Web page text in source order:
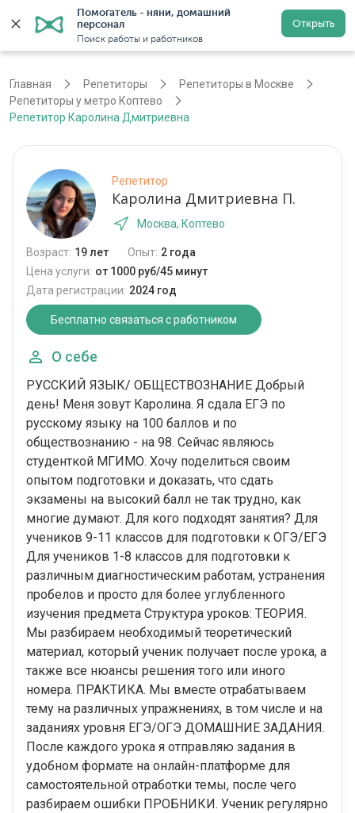
Помогатель - няни, домашний
персонал
Поиск работы и работников
Открыть
Регистрация
Главная Репетиторы
Репетиторы в Москве
Репетиторы у метро Коптево
Репетитор Каролина Дмитриевна
Репетитор
Каролина Дмитриевна П.
Москва, Коптево
Возраст: 19 лет Опыт: 2 года
Цена услуги: от 1000 руб/45 минут
Дата регистрации: 2024 год
Бесплатно связаться с работником
О себе
РУССКИЙ ЯЗЫК/ ОБЩЕСТВОЗНАНИЕ Добрый
день! Меня зовут Каролина. Я сдала ЕГЭ по
русскому языку на 100 баллов и по
обществознанию - на 98. Сейчас являюсь
студенткой МГИМО. Хочу поделиться своим
опытом подготовки и доказать, что сдать
экзамены на высокий балл не так трудно, как
многие думают. Для кого подходят занятия? Для
учеников 9-11 классов для подготовки к ОГЭ/ЕГЭ
Для учеников 1-8 классов для подготовки к
различным диагностическим работам, устранения
пробелов и просто для более углубленного
изучения предмета Структура уроков: ТЕОРИЯ.
Мы разбираем необходимый теоретический
материал, который ученик получает после урока, а
также все нюансы решения того или иного
номера. ПРАКТИКА. Мы вместе отрабатываем
тему на различных упражнениях, в том числе и на
заданиях уровня ЕГЭ/ОГЭ ДОМАШНИЕ ЗАДАНИЯ.
После каждого урока я отправляю задания в
удобном формате на онлайн-платформе для
самостоятельной отработки темы, после чего
разбираем ошибки ПРОБНИКИ. Ученик регулярно